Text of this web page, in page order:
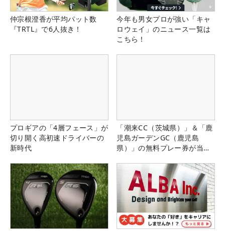
仲宗根澄香が平均パット数
『TRTL』で6人抜き！
今年も男女プロが強い「キャ
ロウェイ」のニュース一覧は
こちら！
プロギアの「4層フェース」が
切り開く高初速ドライバーの
新時代
「潮来CC（茨城県）」＆「鹿
児島ガーデンGC（鹿児島
県）」の無料プレー券が当た